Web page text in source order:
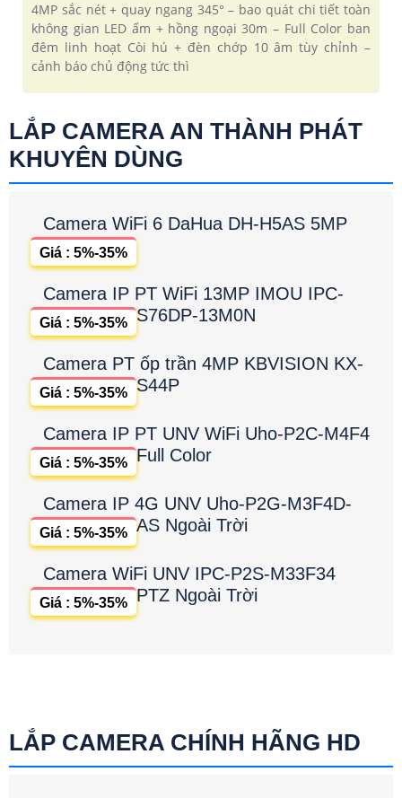
4MP sắc nét + quay ngang 345° – bao quát chi tiết toàn
không gian LED ấm + hồng ngoại 30m – Full Color ban
đêm linh hoạt Còi hú + đèn chớp 10 âm tùy chỉnh –
cảnh báo chủ động tức thì
LẮP CAMERA AN THÀNH PHÁT
KHUYÊN DÙNG
Camera WiFi 6 DaHua DH-H5AS 5MP
Giá : 5%-35%
Camera IP PT WiFi 13MP IMOU IPC-
S76DP-13M0N
Giá : 5%-35%
Camera PT ốp trần 4MP KBVISION KX-
S44P
Giá : 5%-35%
Camera IP PT UNV WiFi Uho-P2C-M4F4
Full Color
Giá : 5%-35%
Camera IP 4G UNV Uho-P2G-M3F4D-
AS Ngoài Trời
Giá : 5%-35%
Camera WiFi UNV IPC-P2S-M33F34
PTZ Ngoài Trời
Giá : 5%-35%
LẮP CAMERA CHÍNH HÃNG HD